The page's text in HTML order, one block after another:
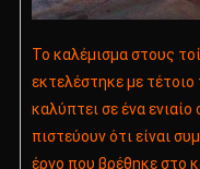
Το καλέμισμα στους
εκτελέστηκε με
καλύπτει σε ένα ενιαίο
πιστεύουν ότι είναι
έργο που βρέθηκε στο